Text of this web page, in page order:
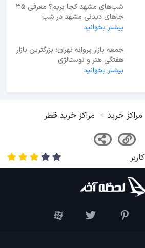
شب‌های مشهد کجا بریم؟ معرفی 35
جاهای دیدنی مشهد در شب
بیشتر بخوانید
جمعه بازار پروانه تهران؛ بزرگترین بازار
هفتگی هنر و نوستالژی
بیشتر بخوانید
مراکز خرید مراکز خرید قطر
کاربر